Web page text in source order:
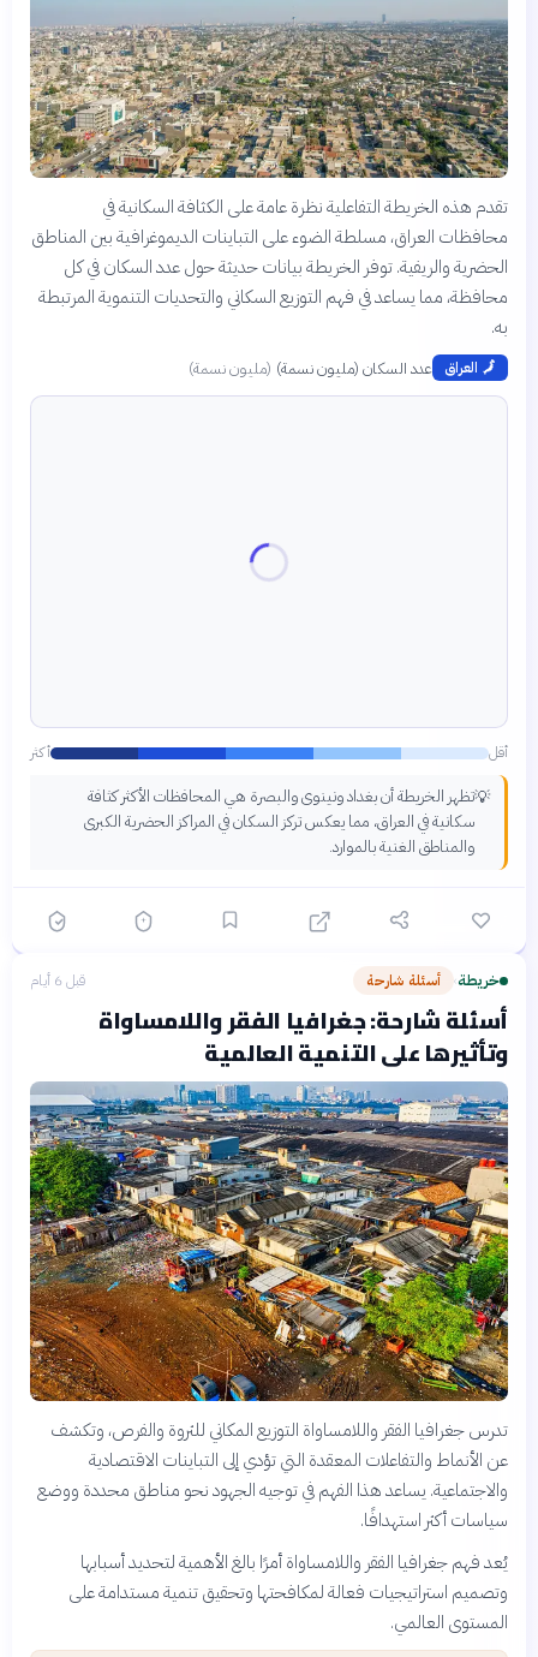
تقدم هذه الخريطة التفاعلية نظرة عامة على الكثافة السكانية في
محافظات العراق، مسلطة الضوء على التباينات الديموغرافية بين المناطق
الحضرية والريفية. توفر الخريطة بيانات حديثة حول عدد السكان في كل
محافظة، مما يساعد في فهم التوزيع السكاني والتحديات التنموية المرتبطة
به.
🗾 العراق عدد السكان (مليون نسمة) (مليون نسمة)
أقل أكثر
💡تظهر الخريطة أن بغداد ونينوى والبصرة هي المحافظات الأكثر كثافة
سكانية في العراق، مما يعكس تركز السكان في المراكز الحضرية الكبرى
والمناطق الغنية بالموارد.
خريطة› أسئلة شارحة قبل 6 أيام
أسئلة شارحة: جغرافيا الفقر واللامساواة
وتأثيرها على التنمية العالمية
تدرس جغرافيا الفقر واللامساواة التوزيع المكاني للثروة والفرص، وتكشف
عن الأنماط والتفاعلات المعقدة التي تؤدي إلى التباينات الاقتصادية
والاجتماعية. يساعد هذا الفهم في توجيه الجهود نحو مناطق محددة ووضع
سياسات أكثر استهدافًا.
يُعد فهم جغرافيا الفقر واللامساواة أمرًا بالغ الأهمية لتحديد أسبابها
وتصميم استراتيجيات فعالة لمكافحتها وتحقيق تنمية مستدامة على
المستوى العالمي.